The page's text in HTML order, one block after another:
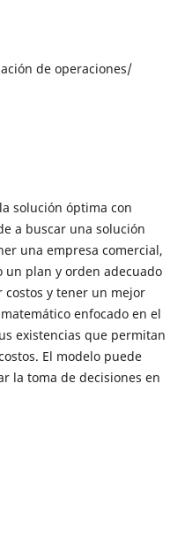
de operaciones/
solución óptima con
a buscar una solución
una empresa comercial,
plan y orden adecuado
y tener un mejor
enfocado en el
existencias que permitan
El modelo puede
la toma de decisiones en